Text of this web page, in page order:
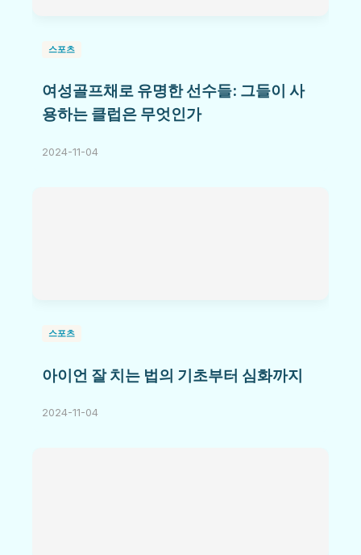
스포츠
여성골프채로 유명한 선수들: 그들이 사
용하는 클럽은 무엇인가
2024-11-04
스포츠
아이언 잘 치는 법의 기초부터 심화까지
2024-11-04